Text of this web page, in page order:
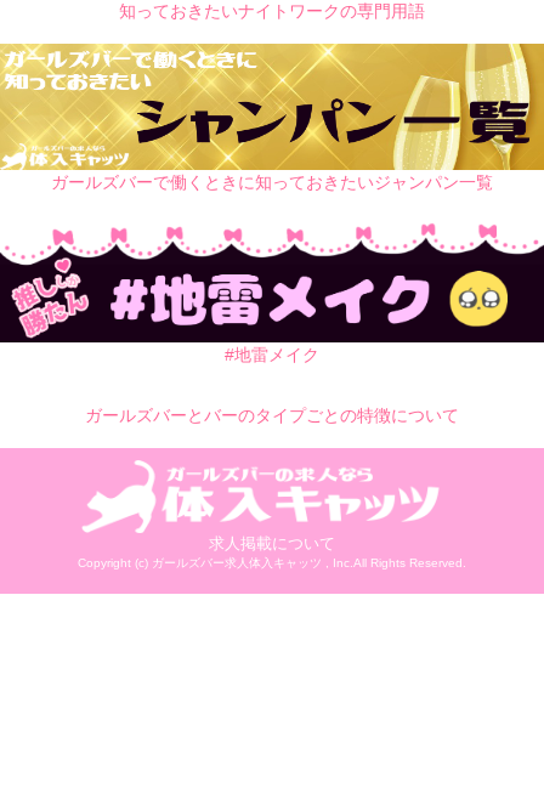
知っておきたいナイトワークの専門用語
ガールズバーで働くときに知っておきたいジャンパン一覧
#地雷メイク
ガールズバーとバーのタイプごとの特徴について
求人掲載について
Copyright (c) ガールズバー求人体入キャッツ , Inc.All Rights Reserved.